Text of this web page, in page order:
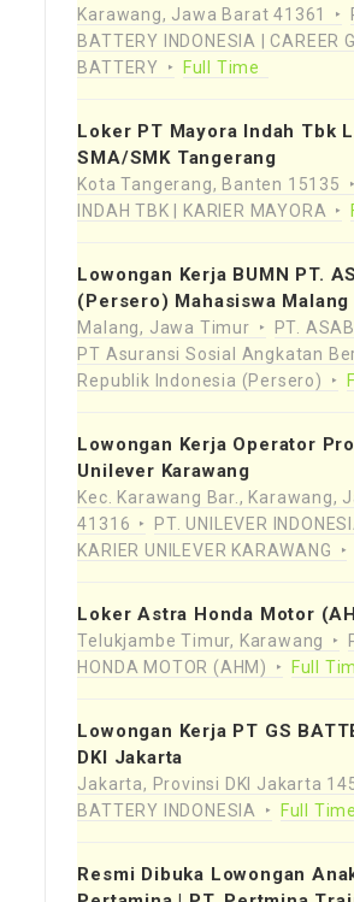
Karawang, Jawa Barat 41361
BATTERY INDONESIA | CAREER
BATTERY
Full Time
Loker PT Mayora Indah Tbk
SMA/SMK Tangerang
Kota Tangerang, Banten 15135
INDAH TBK | KARIER MAYORA
Lowongan Kerja BUMN PT.
(Persero) Mahasiswa Malang
Malang, Jawa Timur
PT.
PT Asuransi Sosial Angkatan
Republik Indonesia (Persero)
Lowongan Kerja Operator
Unilever Karawang
Kec. Karawang Bar., Karawang,
41316
PT. UNILEVER
KARIER UNILEVER KARAWANG
Loker Astra Honda Motor
Telukjambe Timur, Karawang
HONDA MOTOR (AHM)
Full
Lowongan Kerja PT GS
DKI Jakarta
Jakarta, Provinsi DKI Jakarta
BATTERY INDONESIA
Full Time
Resmi Dibuka Lowongan